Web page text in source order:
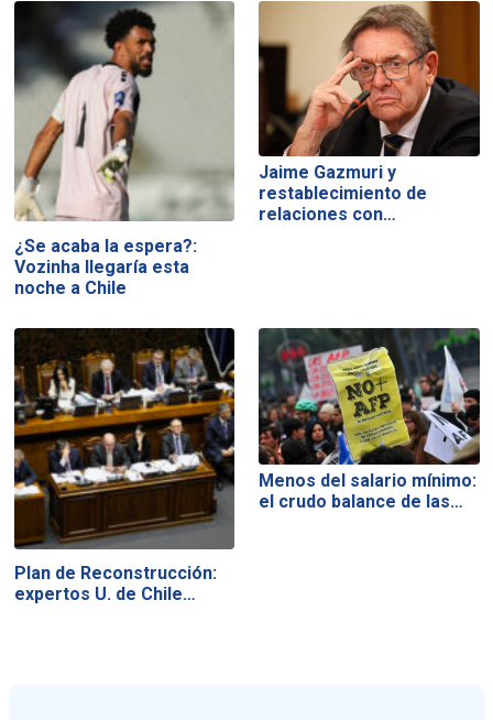
¿Se acaba la espera?:
Vozinha llegaría esta
noche a Chile
Jaime Gazmuri y
restablecimiento de
relaciones con…
Plan de Reconstrucción:
expertos U. de Chile…
Menos del salario mínimo:
el crudo balance de las…